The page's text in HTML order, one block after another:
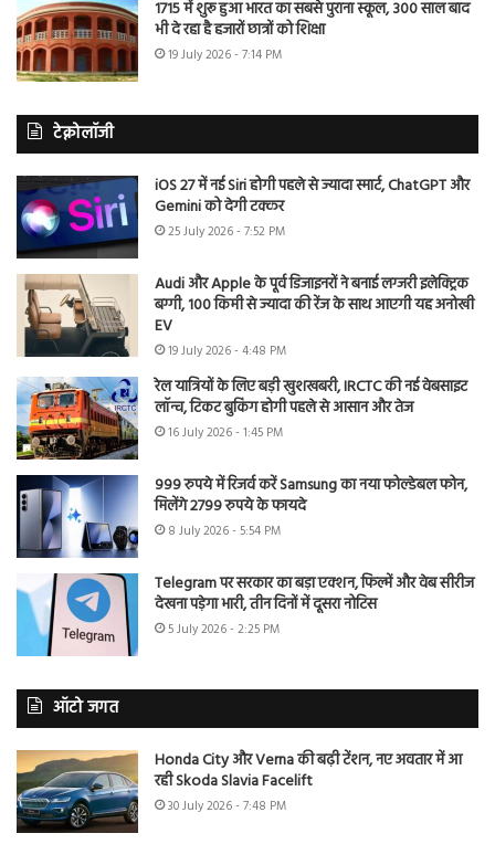
1715 में शुरू हुआ भारत का सबसे पुराना स्कूल, 300 साल बाद
भी दे रहा है हजारों छात्रों को शिक्षा
19 July 2026 - 7:14 PM
टेक्नोलॉजी
iOS 27 में नई Siri होगी पहले से ज्यादा स्मार्ट, ChatGPT और
Gemini को देगी टक्कर
25 July 2026 - 7:52 PM
Audi और Apple के पूर्व डिजाइनरों ने बनाई लग्जरी इलेक्ट्रिक
बग्गी, 100 किमी से ज्यादा की रेंज के साथ आएगी यह अनोखी
EV
19 July 2026 - 4:48 PM
रेल यात्रियों के लिए बड़ी खुशखबरी, IRCTC की नई वेबसाइट
लॉन्च, टिकट बुकिंग होगी पहले से आसान और तेज
16 July 2026 - 1:45 PM
999 रुपये में रिजर्व करें Samsung का नया फोल्डेबल फोन,
मिलेंगे 2799 रुपये के फायदे
8 July 2026 - 5:54 PM
Telegram पर सरकार का बड़ा एक्शन, फिल्में और वेब सीरीज
देखना पड़ेगा भारी, तीन दिनों में दूसरा नोटिस
5 July 2026 - 2:25 PM
ऑटो जगत
Honda City और Verna की बढ़ी टेंशन, नए अवतार में आ
रही Skoda Slavia Facelift
30 July 2026 - 7:48 PM